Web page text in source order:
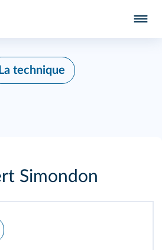
La technique
Simondon